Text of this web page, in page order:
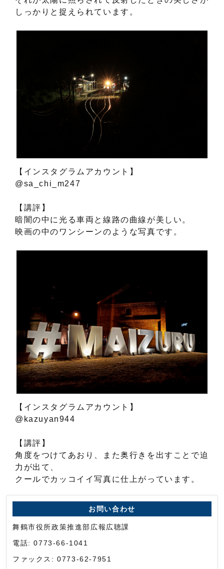
しっかりと捉えられています。
【インスタグラムアカウント】
@sa_chi_m247
【講評】
暗闇の中に光る車両と線路の曲線が美しい。
映画の中のワンシーンのような写真です。
【インスタグラムアカウント】
@kazuyan944
【講評】
角度をつけてあおり、また奥行きを出すことで迫
力が出て、
クールでカッコイイ写真に仕上がっています。
お問い合わせ
舞鶴市役所政策推進部広報広聴課
電話: 0773-66-1041
ファックス: 0773-62-7951